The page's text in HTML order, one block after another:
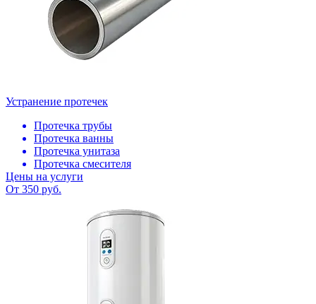
Устранение протечек
Протечка трубы
Протечка ванны
Протечка унитаза
Протечка смесителя
Цены на услуги
От 350 руб.